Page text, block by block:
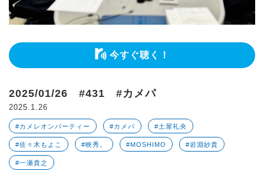
今すぐ聴く！
2025/01/26 #431 #カメパ
2025.1.26
#カメレオンパーティー #カメパ #土屋礼央
#佐々木もよこ #映秀。 #MOSHIMO #岩淵紗貴
#一瀬貴之